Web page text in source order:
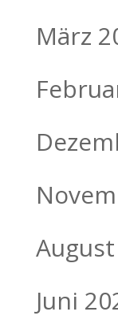
März
Juni